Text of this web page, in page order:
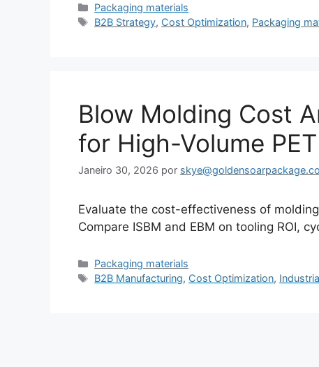
Categorias
Packaging materials
Etiquetas
B2B Strategy, Cost Optimization, Packaging
Blow Molding Cost
for High-Volume PET
Janeiro 30, 2026 por
Evaluate the cost-effectiveness of
Compare ISBM and EBM on tooling ROI,
Categorias
Packaging materials
Etiquetas
B2B Manufacturing, Cost Optimization,